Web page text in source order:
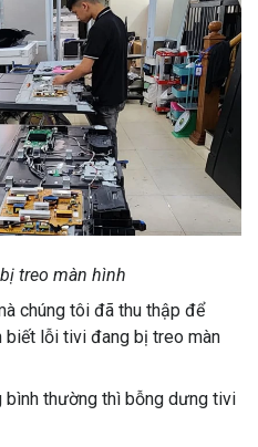
treo màn hình
chúng tôi đã thu thập để
biết lỗi tivi đang bị treo màn
thường thì bỗng dưng tivi